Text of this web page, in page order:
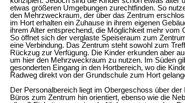
etwas größeren Umgebungen zurechtfinden. So
den Mehrzweckraum, der über das Zentrum
im Hort erhalten ein Zuhause in ihrem eigenen
ihrem Alter entsprechend, die Möglichkeit mehr vom
So öffnet sich der verglaste Speiseraum zum
eine Verbindung. Das Zentrum steht sowohl zum
Rückzug zur Verfügung. Die Kinder erkunden aber
um hier den Mehrzweckraum zu nutzen. Im Süden
gesonderten Eingang in den Hortbereich, wo die
Radweg direkt von der Grundschule zum Hort
Der Personalbereich liegt im Obergeschoss über der
Büros zum Zentrum hin orientiert, ebenso wie die